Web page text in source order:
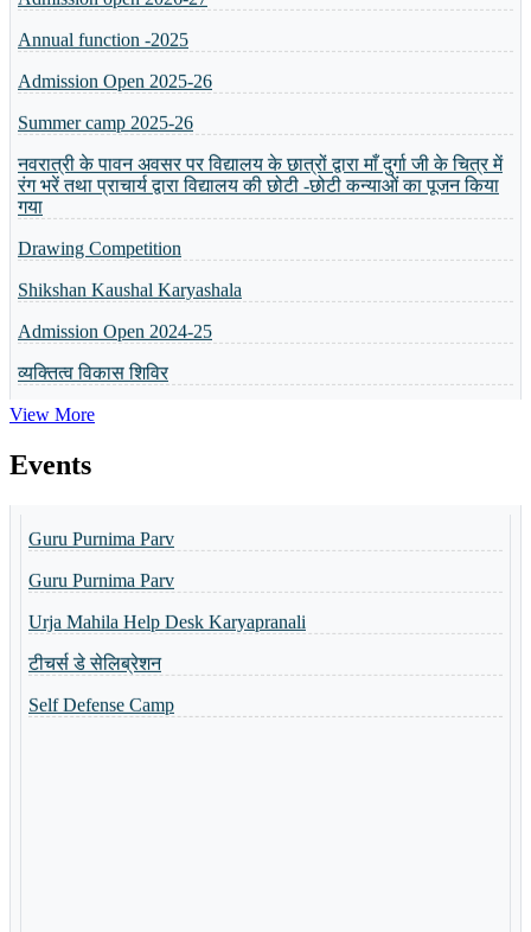
Annual function -2025
Admission Open 2025-26
Summer camp 2025-26
नवरात्री के पावन अवसर पर विद्यालय के छात्रों द्वारा माँ दुर्गा जी के चित्र में
रंग भरें तथा प्राचार्य द्वारा विद्यालय की छोटी -छोटी कन्याओं का पूजन किया
गया
Drawing Competition
Shikshan Kaushal Karyashala
Admission Open 2024-25
व्यक्तित्व विकास शिविर
5 or 8 Merit List
Annual Result will be Declared on 6th April 2024
Basant Panchmi Utsav
Shri Ramlala Pran Prathistha Utsav
नैैपुुण्य शिविर 31.10.2023 से 04.11.2023 तक आयोजित किया गया
Guru Purnima Invitation Card
Toppers of the school
World Yoga Divas 2023
Admission Open-2023
View More
Events
Celebration Of Foundation Day
Guru Purnima Parv
Urja Mahila Help Desk Karyapranali
टीचर्स डे सेलिब्रेशन
Self Defense Camp